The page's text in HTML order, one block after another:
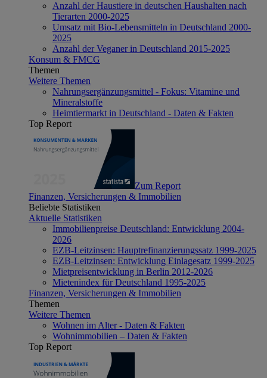
Anzahl der Haustiere in deutschen Haushalten nach
Tierarten 2000-2025
Umsatz mit Bio-Lebensmitteln in Deutschland 2000-
2025
Anzahl der Veganer in Deutschland 2015-2025
Konsum & FMCG
Themen
Weitere Themen
Nahrungsergänzungsmittel - Fokus: Vitamine und
Mineralstoffe
Heimtiermarkt in Deutschland - Daten & Fakten
Top Report
Zum Report
Finanzen, Versicherungen & Immobilien
Beliebte Statistiken
Aktuelle Statistiken
Immobilienpreise Deutschland: Entwicklung 2004-
2026
EZB-Leitzinsen: Hauptrefinanzierungssatz 1999-2025
EZB-Leitzinsen: Entwicklung Einlagesatz 1999-2025
Mietpreisentwicklung in Berlin 2012-2026
Mietenindex für Deutschland 1995-2025
Finanzen, Versicherungen & Immobilien
Themen
Weitere Themen
Wohnen im Alter - Daten & Fakten
Wohnimmobilien – Daten & Fakten
Top Report